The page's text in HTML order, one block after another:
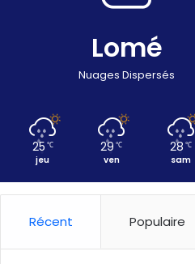
Lomé
Nuages Dispersés
25 ℃
jeu
29 ℃
ven
28 ℃
sam
Récent Populaire